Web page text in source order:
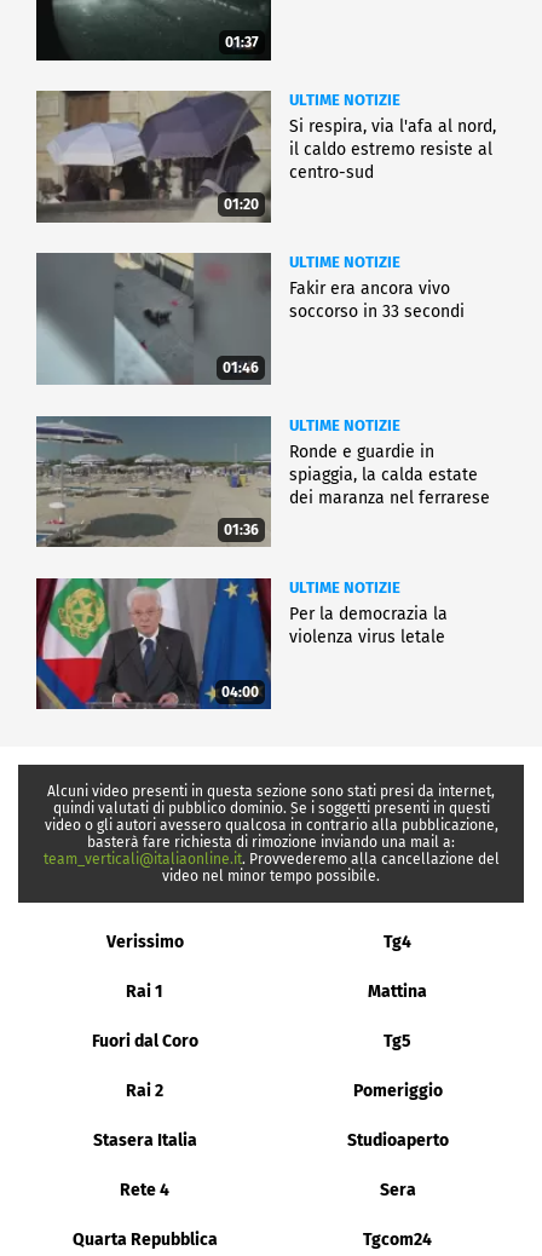
01:37
01:20
ULTIME NOTIZIE
Si respira, via l'afa al nord,
il caldo estremo resiste al
centro-sud
01:46
ULTIME NOTIZIE
Fakir era ancora vivo
soccorso in 33 secondi
01:36
ULTIME NOTIZIE
Ronde e guardie in
spiaggia, la calda estate
dei maranza nel ferrarese
04:00
ULTIME NOTIZIE
Per la democrazia la
violenza virus letale
Alcuni video presenti in questa sezione sono stati presi da internet,
quindi valutati di pubblico dominio. Se i soggetti presenti in questi
video o gli autori avessero qualcosa in contrario alla pubblicazione,
basterà fare richiesta di rimozione inviando una mail a:
team_verticali@italiaonline.it. Provvederemo alla cancellazione del
video nel minor tempo possibile.
Verissimo Tg4
Rai 1 Mattina
Fuori dal Coro Tg5
Rai 2 Pomeriggio
Stasera Italia Studioaperto
Rete 4 Sera
Quarta Repubblica Tgcom24